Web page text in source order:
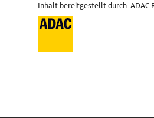
Inhalt bereitgestellt durch: ADAC